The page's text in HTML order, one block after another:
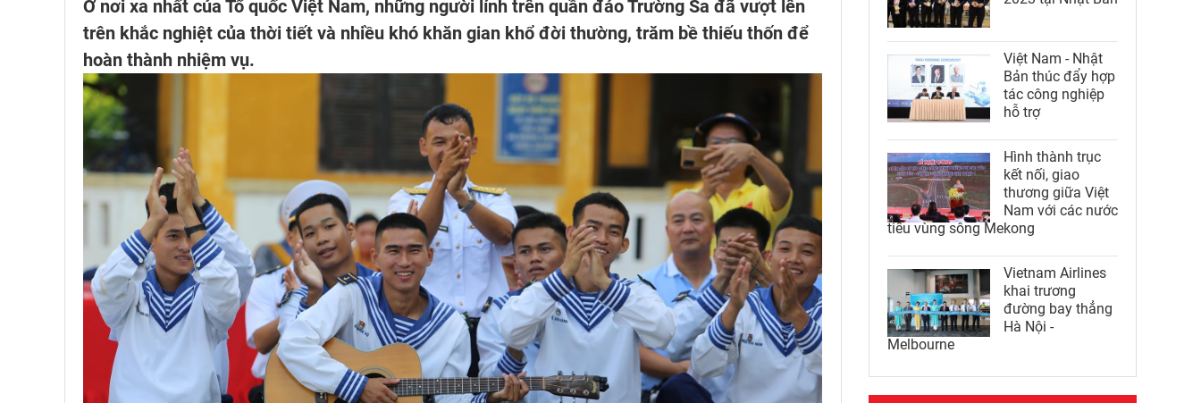
Ở nơi xa nhất của Tổ quốc Việt Nam, những người lính trên quần đảo Trường Sa đã vượt lên
trên khắc nghiệt của thời tiết và nhiều khó khăn gian khổ đời thường, trăm bề thiếu thốn để
hoàn thành nhiệm vụ.
Việt Nam - Nhật
Bản thúc đẩy hợp
tác công nghiệp
hỗ trợ
Hình thành trục
kết nối, giao
thương giữa Việt
Nam với các nước
tiểu vùng sông Mekong
Vietnam Airlines
khai trương
đường bay thẳng
Hà Nội -
Melbourne